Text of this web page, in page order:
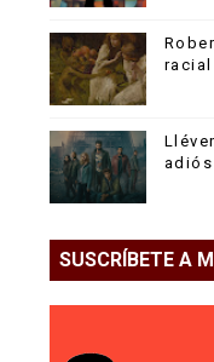
racial
adiós
SUSCRÍBETE A